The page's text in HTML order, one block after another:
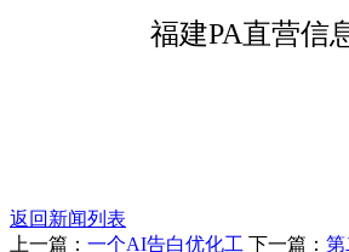
福建PA直营信
返回新闻列表
上一篇： 一个AI告白优化工 下一篇： 第